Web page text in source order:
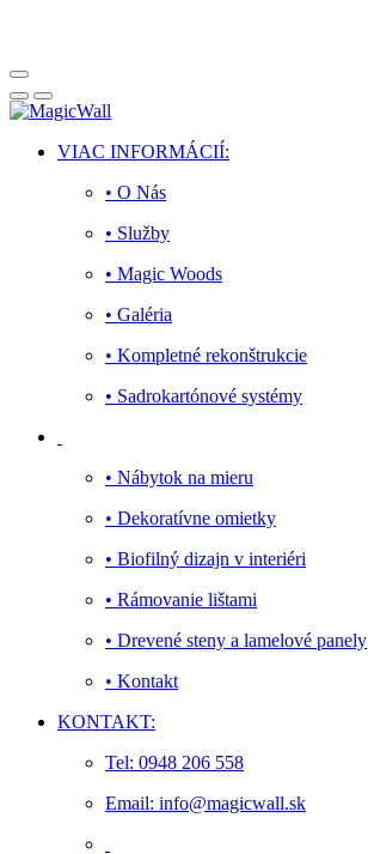
VIAC INFORMÁCIÍ:
• O Nás
• Služby
• Magic Woods
• Galéria
• Kompletné rekonštrukcie
• Sadrokartónové systémy
• Nábytok na mieru
• Dekoratívne omietky
• Biofilný dizajn v interiéri
• Rámovanie lištami
• Drevené steny a lamelové panely
• Kontakt
KONTAKT:
Tel: 0948 206 558
Email: info@magicwall.sk